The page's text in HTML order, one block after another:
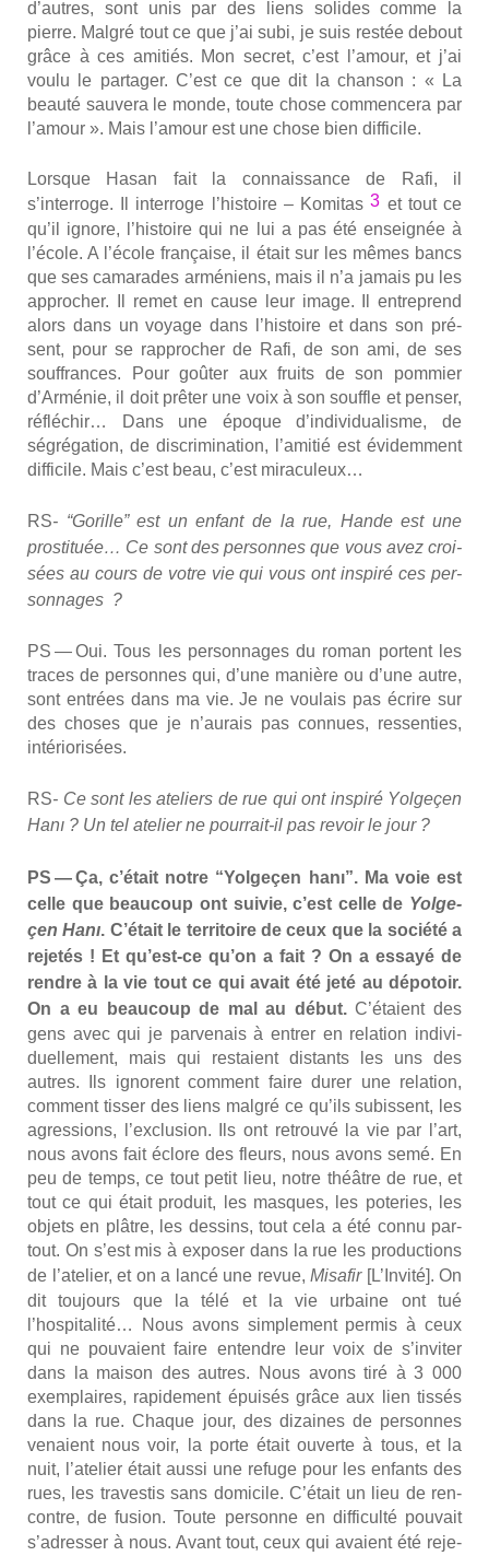
d’autres, sont unis par des liens solides comme la
pierre. Mal­gré tout ce que j’ai subi, je suis res­tée debout
grâce à ces ami­tiés. Mon secret, c’est l’amour, et j’ai
vou­lu le par­ta­ger. C’est ce que dit la chan­son : « La
beau­té sau­ve­ra le monde, toute chose com­men­ce­ra par
l’amour ». Mais l’amour est une chose bien dif­fi­cile.
Lorsque Hasan fait la connais­sance de Rafi, il
s’interroge. Il inter­roge l’histoire – Komi­tas3 et tout ce
qu’il ignore, l’histoire qui ne lui a pas été ensei­gnée à
l’école. A l’école fran­çaise, il était sur les mêmes bancs
que ses cama­rades armé­niens, mais il n’a jamais pu les
appro­cher. Il remet en cause leur image. Il entre­prend
alors dans un voyage dans l’histoire et dans son pré­
sent, pour se rap­pro­cher de Rafi, de son ami, de ses
souf­frances. Pour goû­ter aux fruits de son pom­mier
d’Arménie, il doit prê­ter une voix à son souffle et pen­ser,
réflé­chir… Dans une époque d’individualisme, de
ségré­ga­tion, de dis­cri­mi­na­tion, l’amitié est évi­dem­ment
dif­fi­cile. Mais c’est beau, c’est mira­cu­leux…
RS- “Gorille” est un enfant de la rue, Hande est une
pros­ti­tuée… Ce sont des per­sonnes que vous avez croi­
sées au cours de votre vie qui vous ont ins­pi­ré ces per­
son­nages ?
PS — Oui. Tous les per­son­nages du roman portent les
traces de per­sonnes qui, d’une manière ou d’une autre,
sont entrées dans ma vie. Je ne vou­lais pas écrire sur
des choses que je n’aurais pas connues, res­sen­ties,
inté­rio­ri­sées.
RS- Ce sont les ate­liers de rue qui ont ins­pi­ré Yolge­çen
Hanı ? Un tel ate­lier ne pour­rait-il pas revoir le jour ?
PS — Ça, c’était notre “Yol­ge­çen hanı”. Ma voie est
celle que beau­coup ont sui­vie, c’est celle de Yol­ge­
çen Hanı. C’était le ter­ri­toire de ceux que la socié­té a
reje­tés ! Et qu’est-ce qu’on a fait ? On a essayé de
rendre à la vie tout ce qui avait été jeté au dépo­toir.
On a eu beau­coup de mal au début.C’étaient des
gens avec qui je par­ve­nais à entrer en rela­tion indi­vi­
duel­le­ment, mais qui res­taient dis­tants les uns des
autres. Ils ignorent com­ment faire durer une rela­tion,
com­ment tis­ser des liens mal­gré ce qu’ils subissent, les
agres­sions, l’exclusion. Ils ont retrou­vé la vie par l’art,
nous avons fait éclore des fleurs, nous avons semé. En
peu de temps, ce tout petit lieu, notre théâtre de rue, et
tout ce qui était pro­duit, les masques, les pote­ries, les
objets en plâtre, les des­sins, tout cela a été connu par­
tout. On s’est mis à expo­ser dans la rue les pro­duc­tions
de l’atelier, et on a lan­cé une revue, Misa­fir[L’Invité]. On
dit tou­jours que la télé et la vie urbaine ont tué
l’hospitalité… Nous avons sim­ple­ment per­mis à ceux
qui ne pou­vaient faire entendre leur voix de s’inviter
dans la mai­son des autres. Nous avons tiré à 3 000
exem­plaires, rapi­de­ment épui­sés grâce aux lien tis­sés
dans la rue. Chaque jour, des dizaines de per­sonnes
venaient nous voir, la porte était ouverte à tous, et la
nuit, l’atelier était aus­si une refuge pour les enfants des
rues, les tra­ves­tis sans domi­cile. C’était un lieu de ren­
contre, de fusion. Toute per­sonne en dif­fi­cul­té pou­vait
s’adresser à nous. Avant tout, ceux qui avaient été reje­